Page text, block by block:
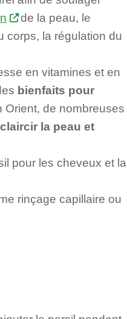
de la peau, le
corps, la régulation du
en vitamines et en
bienfaits pour
Orient, de nombreuses
la peau et
pour les cheveux et la
rinçage capillaire ou